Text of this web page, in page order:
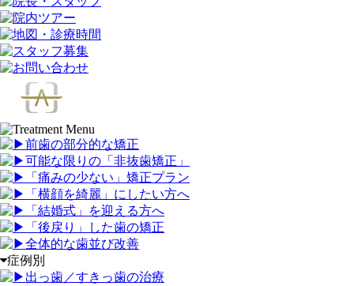
前歯の部分的な矯正
可能な限りの「非抜歯矯正 」
「 痛みの少ない」矯正プラン
「 横顔を綺麗」にしたい方へ
「 結婚式」を迎える方へ
「 後戻り」した歯の矯正
全体的な歯並び改善
症例別
出っ歯／すきっ歯の治療